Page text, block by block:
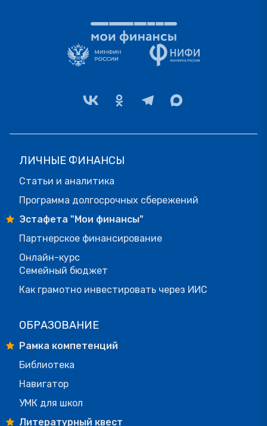
ЛИЧНЫЕ ФИНАНСЫ
Статьи и аналитика
Программа долгосрочных сбережений
Эстафета "Мои финансы"
Партнерское финансирование
Онлайн-курс
Семейный бюджет
Как грамотно инвестировать через ИИС
ОБРАЗОВАНИЕ
Рамка компетенций
Библиотека
Навигатор
УМК для школ
Литературный квест